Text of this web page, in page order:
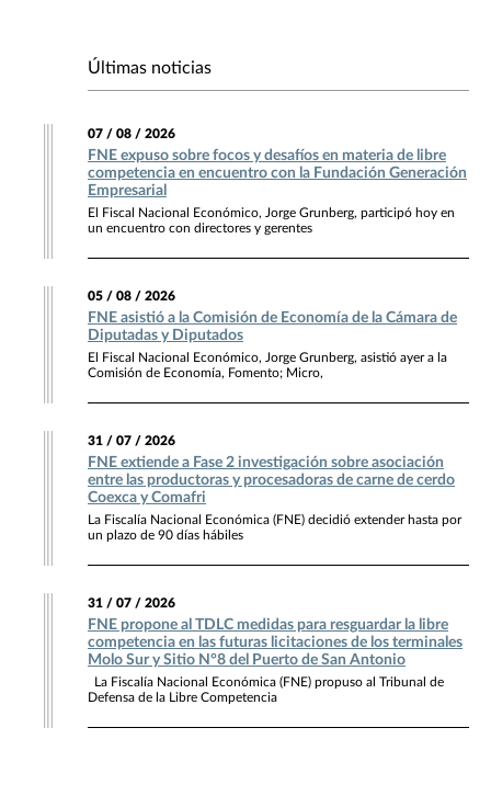
Últimas noticias
07 / 08 / 2026
FNE expuso sobre focos y desafíos en materia de libre
competencia en encuentro con la Fundación Generación
Empresarial
El Fiscal Nacional Económico, Jorge Grunberg, participó hoy en
un encuentro con directores y gerentes
05 / 08 / 2026
FNE asistió a la Comisión de Economía de la Cámara de
Diputadas y Diputados
El Fiscal Nacional Económico, Jorge Grunberg, asistió ayer a la
Comisión de Economía, Fomento; Micro,
31 / 07 / 2026
FNE extiende a Fase 2 investigación sobre asociación
entre las productoras y procesadoras de carne de cerdo
Coexca y Comafri
La Fiscalía Nacional Económica (FNE) decidió extender hasta por
un plazo de 90 días hábiles
31 / 07 / 2026
FNE propone al TDLC medidas para resguardar la libre
competencia en las futuras licitaciones de los terminales
Molo Sur y Sitio N°8 del Puerto de San Antonio
La Fiscalía Nacional Económica (FNE) propuso al Tribunal de
Defensa de la Libre Competencia